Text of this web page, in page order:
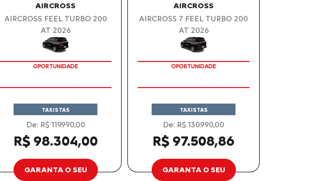
AIRCROSS
AIRCROSS FEEL TURBO 200
AT 2026
CONSULTORIA ISENÇÃO GRATUITA
TAXISTAS
De: R$ 119.990,00
R$ 98.304,00
GARANTA O SEU
AIRCROSS
AIRCROSS 7 FEEL TURBO 200
AT 2026
CONSULTORIA ISENÇÃO GRATUITA
TAXISTAS
De: R$ 130.990,00
R$ 97.508,86
GARANTA O SEU